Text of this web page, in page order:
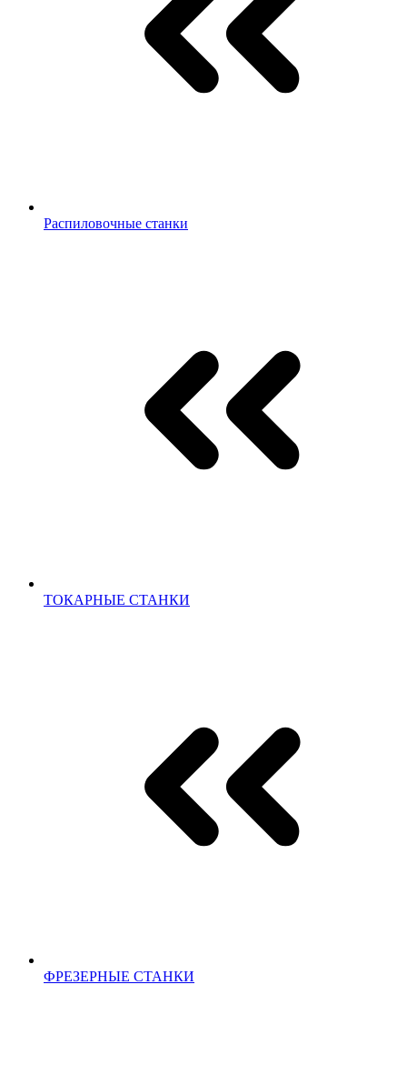
Распиловочные станки
ТОКАРНЫЕ СТАНКИ
ФРЕЗЕРНЫЕ СТАНКИ